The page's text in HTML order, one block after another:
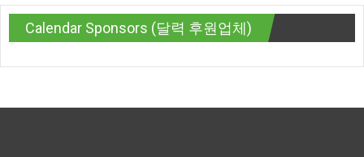
Calendar Sponsors (달력 후원업체)